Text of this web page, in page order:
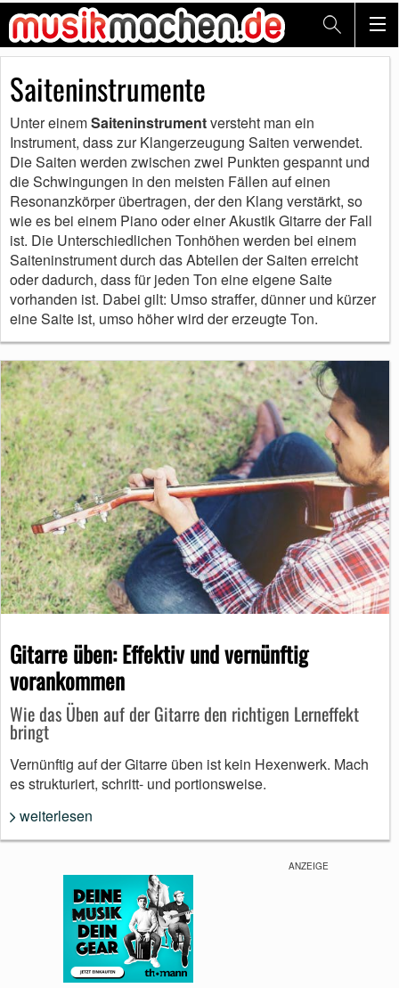
Saiteninstrumente
Unter einemSaiteninstrumentversteht man ein
Instrument, dass zur Klangerzeugung Saiten verwendet.
Die Saiten werden zwischen zwei Punkten gespannt und
die Schwingungen in den meisten Fällen auf einen
Resonanzkörper übertragen, der den Klang verstärkt, so
wie es bei einem Piano oder einer Akustik Gitarre der Fall
ist. Die Unterschiedlichen Tonhöhen werden bei einem
Saiteninstrument durch das Abteilen der Saiten erreicht
oder dadurch, dass für jeden Ton eine eigene Saite
vorhanden ist. Dabei gilt: Umso straffer, dünner und kürzer
eine Saite ist, umso höher wird der erzeugte Ton.
Gitarre üben: Effektiv und vernünftig
vorankommen
Wie das Üben auf der Gitarre den richtigen Lerneffekt
bringt
Vernünftig auf der Gitarre üben ist kein Hexenwerk. Mach
es strukturiert, schritt- und portionsweise.
weiterlesen